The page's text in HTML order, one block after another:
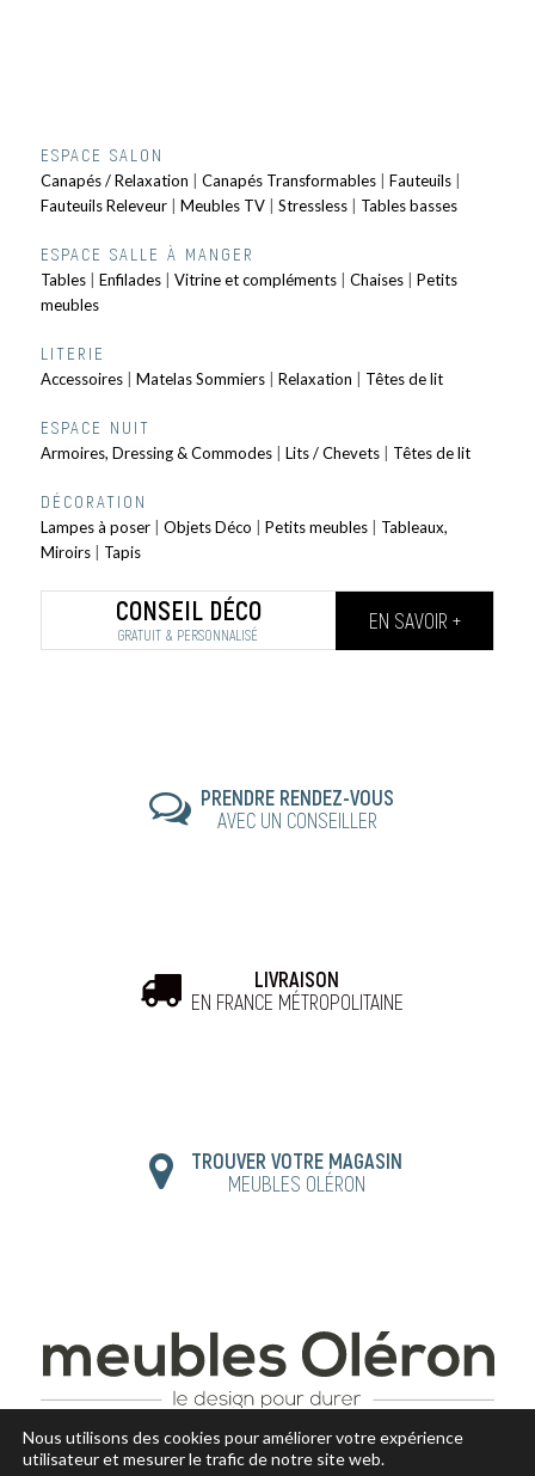
ESPACE SALON
Canapés / Relaxation Canapés Transformables| Fauteuils|
Fauteuils Releveur| Meubles TV| Stressless| Tables basses
ESPACE SALLE À MANGER
Tables| Enfilades| Vitrine et compléments| Chaises| Petits
meubles
LITERIE
Accessoires| Matelas Sommiers| Relaxation Têtes de lit
ESPACE NUIT
Armoires, Dressing & Commodes| Lits / Chevets| Têtes de lit
DÉCORATION
Lampes à poser| Objets Déco Petits meubles| Tableaux,
Miroirs| Tapis
CONSEIL DÉCO
GRATUIT & PERSONNALISÉ
EN SAVOIR +
PRENDRE RENDEZ-VOUS
AVEC UN CONSEILLER
LIVRAISON
EN FRANCE MÉTROPOLITAINE
TROUVER VOTRE MAGASIN
MEUBLES OLÉRON
Nous utilisons des cookies pour améliorer votre expérience
utilisateur et mesurer le trafic de notre site web.